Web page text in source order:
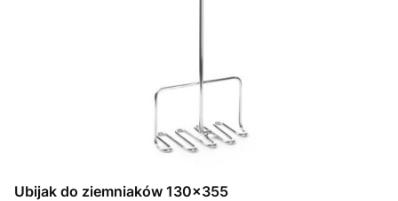
Ubijak do ziemniaków 130x355